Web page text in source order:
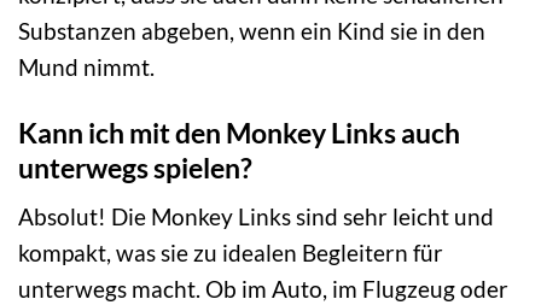
Substanzen abgeben, wenn ein Kind sie in den
Mund nimmt.
Kann ich mit den Monkey Links auch
unterwegs spielen?
Absolut! Die Monkey Links sind sehr leicht und
kompakt, was sie zu idealen Begleitern für
unterwegs macht. Ob im Auto, im Flugzeug oder